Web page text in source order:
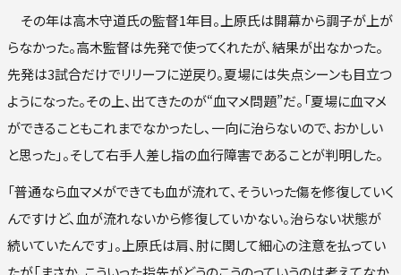
その年は高木守道氏の監督1年目。上原氏は開幕から調子が上が
らなかった。高木監督は先発で使ってくれたが、結果が出なかった。
先発は3試合だけでリリーフに逆戻り。夏場には失点シーンも目立つ
ようになった。その上、出てきたのが“血マメ問題”だ。「夏場に血マメ
ができることもこれまでなかったし、一向に治らないので、おかしい
と思った」。そして右手人差し指の血行障害であることが判明した。
「普通なら血マメができても血が流れて、そういった傷を修復していく
んですけど、血が流れないから修復していかない。治らない状態が
続いていたんです」。上原氏は肩、肘に関して細心の注意を払ってい